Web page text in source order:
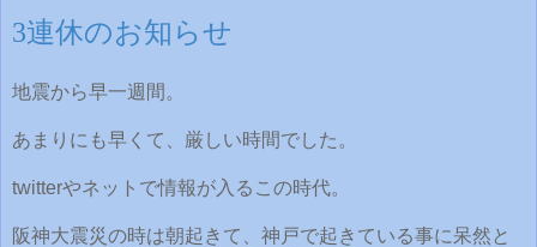
3連休のお知らせ
地震から早一週間。
あまりにも早くて、厳しい時間でした。
twitterやネットで情報が入るこの時代。
阪神大震災の時は朝起きて、神戸で起きている事に呆然と